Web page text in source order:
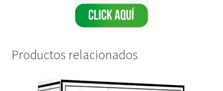
Productos relacionados